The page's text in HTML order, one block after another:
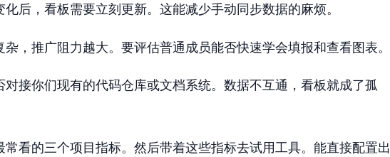
后，看板需要立刻更新。这能减少手动同步数据的麻烦。
，推广阻力越大。要评估普通成员能否快速学会填报和查看图表。
接你们现有的代码仓库或文档系统。数据不互通，看板就成了孤
看的三个项目指标。然后带着这些指标去试用工具。能直接配置出